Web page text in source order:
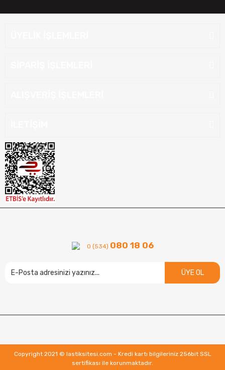
0 (534) 080 18 06
ÜYE OL
Copyright 2021 © lastiksitesi.com - Kredi kartı bilgileriniz 256bit SSL
sertifikası ile korunmaktadır.